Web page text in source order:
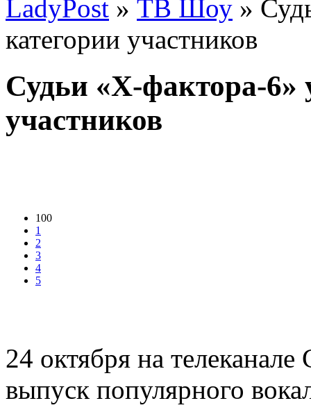
LadyPost » ТВ Шоу »
категории участников
Судьи «Х-фактора-6»
участников
100
1
2
3
4
5
24 октября на
выпуск популярного